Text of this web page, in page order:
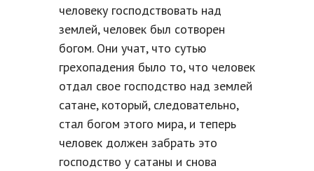
человеку господствовать над
землей, человек был сотворен
богом. Они учат, что сутью
грехопадения было то, что человек
отдал свое господство над землей
сатане, который, следовательно,
стал богом этого мира, и теперь
человек должен забрать это
господство у сатаны и снова